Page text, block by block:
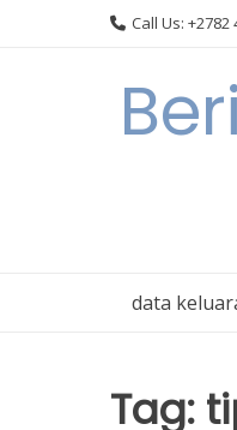
Call Us: +2782
data
Tag: